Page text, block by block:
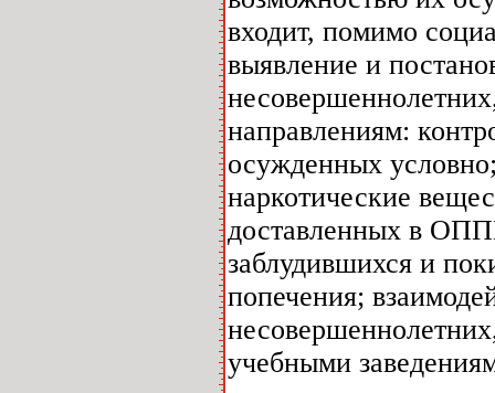
входит, помимо
выявление и
направлениям:
осужденных
наркотические
доставленных в
заблудившихся и
попечения;
учебными